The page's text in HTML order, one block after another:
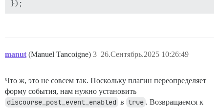
manut (Manuel Tancoigne) 26.Сентябрь.2025 10:26:49
3
Что ж, это не совсем так. Поскольку плагин переопределяет
форму события, нам нужно установить
discourse_post_event_enabled в true . Возвращаемся к